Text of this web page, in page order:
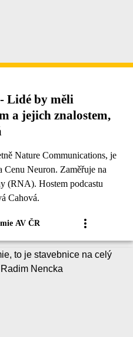
Lidé by měli
a jejich znalostem,
Nature Communications, je
Cenu Neuron. Zaměřuje na
(RNA). Hostem podcastu
Cahová.
AV ČR